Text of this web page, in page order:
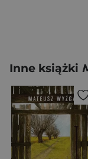
Inne książki